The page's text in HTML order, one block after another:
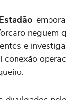
Estadão,
neguem
e
conexão